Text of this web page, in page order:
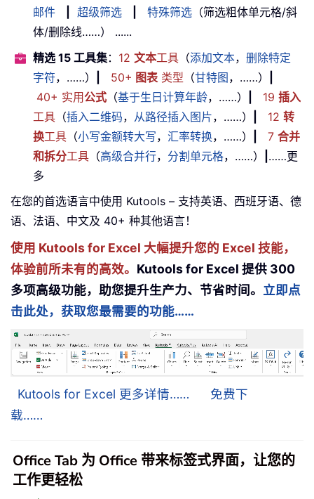
邮件
超级筛选 特殊筛选 （筛选粗体单元格/斜
体/删除线……） ......
精选 15 工具集： 12 文本工具 （添加文本， 删除特定
字符，……） 50+ 图表 类型 （甘特图，……）
40+ 实用公式 （基于生日计算年龄，……） 19 插入
工具 （插入二维码， 从路径插入图片，……） 12 转
换工具 （小写金额转大写， 汇率转换，……） 7 合并
和拆分工具 （高级合并行， 分割单元格，……）
……更
多
在您的首选语言中使用 Kutools – 支持英语、西班牙语、德
语、法语、中文及 40+ 种其他语言！
使用 Kutools for Excel 大幅提升您的 Excel 技能，
体验前所未有的高效。 Kutools for Excel 提供 300
多项高级功能，助您提升生产力、节省时间。 立即点
击此处，获取您最需要的功能……
Kutools for Excel 更多详情……
免费下
载……
Office Tab 为 Office 带来标签式界面，让您的
工作更轻松